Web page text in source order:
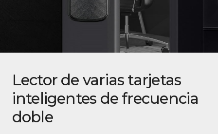
Lector de varias tarjetas
inteligentes de frecuencia
doble